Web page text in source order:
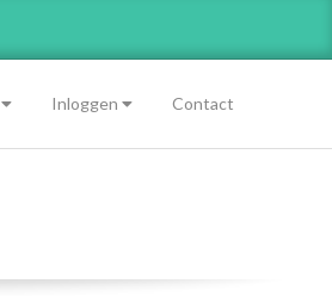
Inloggen Contact